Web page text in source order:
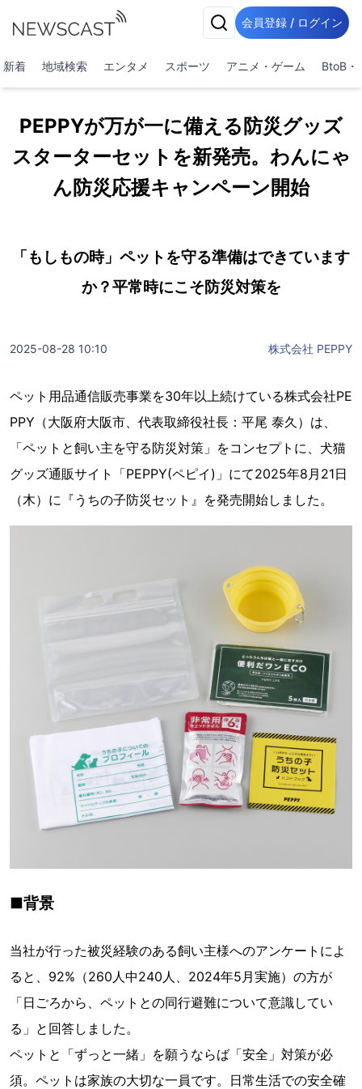
会員登録 / ログイン
新着 地域検索 エンタメ スポーツ アニメ・ゲーム BtoB・
PEPPYが万が一に備える防災グッズ
スターターセットを新発売。わんにゃ
ん防災応援キャンペーン開始
「もしもの時」ペットを守る準備はできています
か？平常時にこそ防災対策を
2025-08-28 10:10 株式会社 PEPPY
ペット用品通信販売事業を30年以上続けている株式会社PE
PPY（大阪府大阪市、代表取締役社長：平尾 泰久）は、
「ペットと飼い主を守る防災対策」をコンセプトに、犬猫
グッズ通販サイト「PEPPY(ペピイ)」にて2025年8月21日
（木）に『うちの子防災セット』を発売開始しました。
■背景
当社が行った被災経験のある飼い主様へのアンケートによ
ると、92%（260人中240人、2024年5月実施）の方が
「日ごろから、ペットとの同行避難について意識してい
る」と回答しました。
ペットと「ずっと一緒」を願うならば「安全」対策が必
須。ペットは家族の大切な一員です。日常生活での安全確